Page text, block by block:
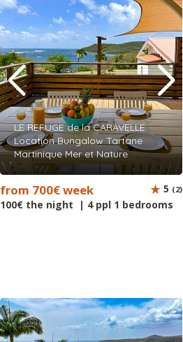
LE REFUGE de la CARAVELLE
Location Bungalow Tartane
Martinique Mer et Nature
from 700€ week
100€ the night | 4 ppl 1 bedrooms
5 (2)